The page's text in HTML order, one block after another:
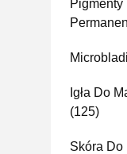
Pigmenty
Igła Do
(125)
Skóra Do